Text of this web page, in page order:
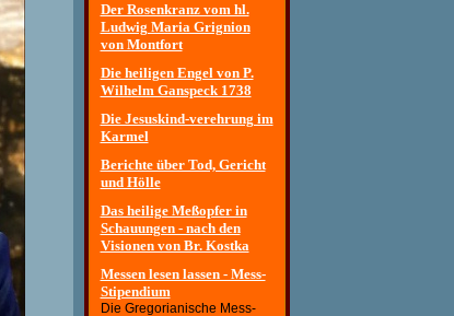
Der Rosenkranz vom hl.
Ludwig Maria Grignion
von Montfort
Die heiligen Engel von P.
Wilhelm Ganspeck 1738
Die Jesuskind-verehrung im
Karmel
Berichte über Tod, Gericht
und Hölle
Das heilige Meßopfer in
Schauungen - nach den
Visionen von Br. Kostka
Messen lesen lassen - Mess-
Stipendium
Die Gregorianische Mess-